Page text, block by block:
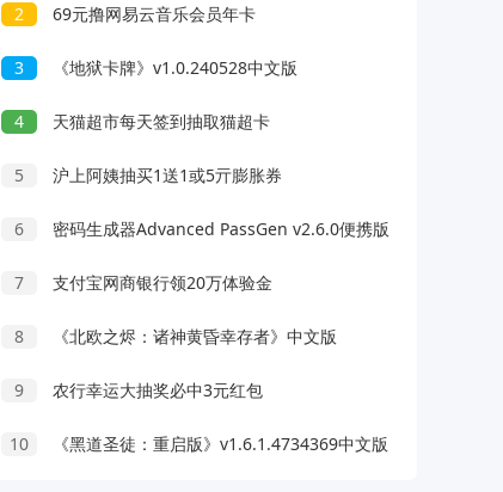
2 69元撸网易云音乐会员年卡
3 《地狱卡牌》v1.0.240528中文版
4 天猫超市每天签到抽取猫超卡
5 沪上阿姨抽买1送1或5亓膨胀券
6 密码生成器Advanced PassGen v2.6.0便携版
7 支付宝网商银行领20万体验金
8 《北欧之烬：诸神黄昏幸存者》中文版
9 农行幸运大抽奖必中3元红包
10 《黑道圣徒：重启版》v1.6.1.4734369中文版